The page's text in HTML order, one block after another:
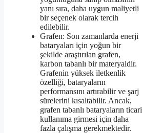
yanı sıra, daha uygun maliyetli
bir seçenek olarak tercih
edilebilir.
Grafen: Son zamanlarda enerji
bataryaları için yoğun bir
şekilde araştırılan grafen,
karbon tabanlı bir materyaldir.
Grafenin yüksek iletkenlik
özelliği, bataryaların
performansını artırabilir ve şarj
sürelerini kısaltabilir. Ancak,
grafen tabanlı bataryaların ticari
kullanıma girmesi için daha
fazla çalışma gerekmektedir.